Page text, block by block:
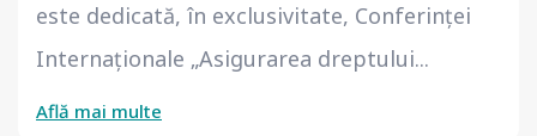
este dedicată, în exclusivitate, Conferinței
Internaționale „Asigurarea dreptului...
Află mai multe